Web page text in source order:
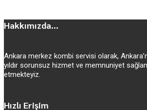
Hakkımızda...
Ankara merkez kombi servisi olarak,
yıldır sorunsuz hizmet ve memnuniyet
etmekteyiz.
Hızlı Erişim